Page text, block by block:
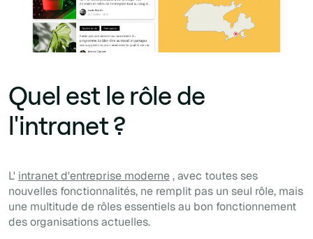
Quel est le rôle de
l'intranet ?
L' intranet d'entreprise moderne, avec toutes ses
nouvelles fonctionnalités, ne remplit pas un seul rôle, mais
une multitude de rôles essentiels au bon fonctionnement
des organisations actuelles.